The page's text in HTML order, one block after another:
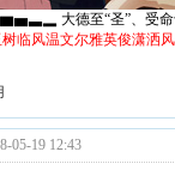
至“圣”、受命于“
临风温文尔雅英俊潇洒
05-19 12:43